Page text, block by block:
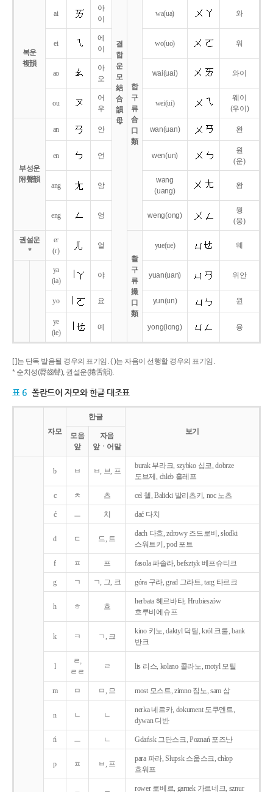
결
합
운
모
結
合
韻
母
복운
複韻
ai
아
이
합
구
류
合
口
類
wa(ua) 와
ei
에
이
wo(uo) 워
ao
아
오
wai(uai) 와이
ou
어
우
wei(ui)
웨이
(우이)
부성운
附聲韻
an 안 wan(uan) 완
en 언 wen(un)
원
(운)
ang 앙
wang
(uang)
왕
eng 엉 weng(ong)
웡
(웅)
권설운
*
er
(r)
얼
촬
구
류
撮
口
類
yue(ue) 웨
ya
(ia)
야 yuan(uan) 위안
yo 요 yun(un) 윈
ye
(ie)
예 yong(iong) 융
[ ]는 단독 발음될 경우의 표기임. ( )는 자음이 선행할 경우의 표기임.
* 순치성(脣齒聲), 권설운(捲舌韻).
표 6 폴란드어 자모와 한글 대조표
자모
한글
보기
모음
앞
자음
앞ㆍ어말
b ㅂ ㅂ, 브, 프
burak 부라크, szybko 십코, dobrze
도브제, chleb 흘레프
c ㅊ 츠 cel 첼, Balicki 발리츠키, noc 노츠
ć ㅡ 치 dać 다치
d ㄷ 드, 트
dach 다흐, zdrowy 즈드로비, słodki
스워트키, pod 포트
f ㅍ 프 fasola 파솔라, befsztyk 베프슈티크
g ㄱ ㄱ, 그, 크 góra 구라, grad 그라트, targ 타르크
h ㅎ 흐
herbata 헤르바타, Hrubieszów
흐루비에슈프
k ㅋ ㄱ, 크
kino 키노, daktyl 닥틸, król 크룰, bank
반크
l
ㄹ,
ㄹㄹ
ㄹ lis 리스, kolano 콜라노, motyl 모틸
m ㅁ ㅁ, 므 most 모스트, zimno 짐노, sam 삼
n ㄴ ㄴ
nerka 네르카, dokument 도쿠멘트,
dywan 디반
ń ㅡ ㄴ Gdańsk 그단스크, Poznań 포즈난
p ㅍ ㅂ, 프
para 파라, Słupsk 스웁스크, chłop
흐워프
rower 로베르, garnek 가르네크, sznur